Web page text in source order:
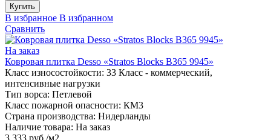
Купить
В избранное В избранном
Сравнить
На заказ
Ковровая плитка Desso «Stratos Blocks B365 9945»
Класс износостойкости: 33 Класс - коммерческий,
интенсивные нагрузки
Тип ворса: Петлевой
Класс пожарной опасности: КМ3
Страна производства: Нидерланды
Наличие товара: На заказ
3 333 руб./м2